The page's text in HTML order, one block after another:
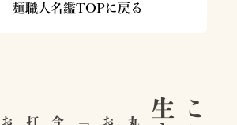
麺職人名鑑TOPに戻る